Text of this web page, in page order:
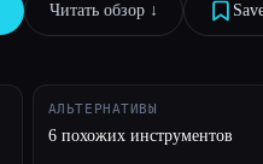
Читать обзор ↓︎
АЛЬТЕРНАТИВЫ
6 похожих инструментов